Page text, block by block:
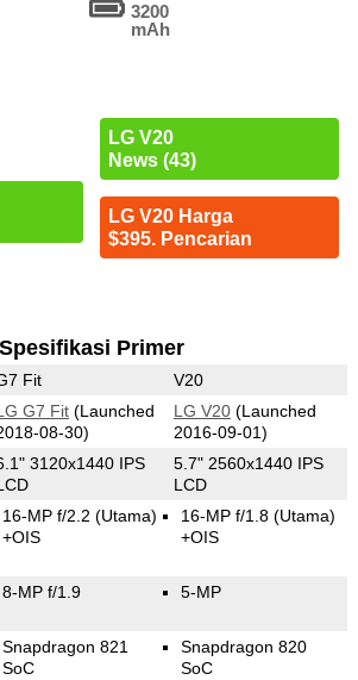
3200
mAh
LG V20
News (43)
LG V20 Harga
$395. Pencarian
Spesifikasi Primer
Fit V20
G7 Fit(Launched
08-30)
LG V20(Launched
2016-09-01)
3120x1440 IPS
5.7" 2560x1440 IPS
LCD
16-MP f/2.2 (Utama)
+OIS
16-MP f/1.8 (Utama)
+OIS
8-MP f/1.9 5-MP
Snapdragon 821
SoC
Snapdragon 820
SoC